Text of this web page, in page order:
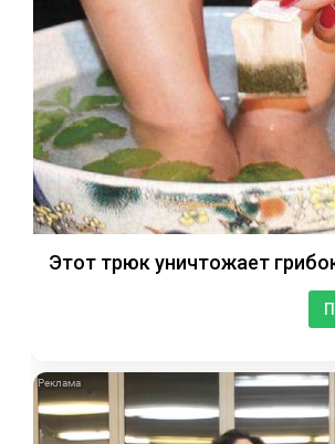
Этот трюк уничтожает